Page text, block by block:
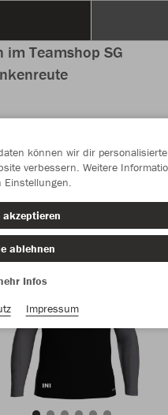
Teamshop SG
können wir dir personalisierte
verbessern. Weitere
Einstellungen.
akzeptieren
ablehnen
Infos
Impressum